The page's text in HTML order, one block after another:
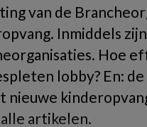
van de
Inmiddels
Hoe
lobby? En:
nieuwe
artikelen.